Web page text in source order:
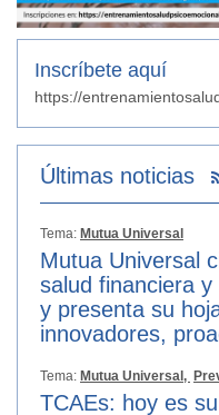
Inscríbete aquí
https://
Últimas noticias
Tema: Mutua Universal
Mutua Universal
salud financiera
y presenta su
innovadores,
Tema: Mutua Universal,
TCAEs: hoy es